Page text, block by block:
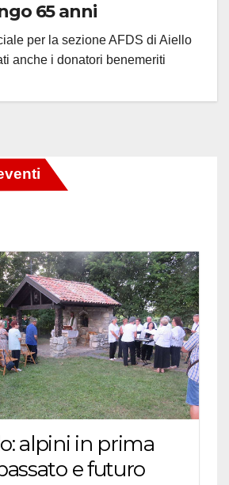
65 anni
per la sezione AFDS di Aiello
anche i donatori benemeriti
alpini in prima
e futuro